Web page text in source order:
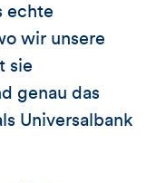
echte
wir unsere
sie
genau das
Universalbank